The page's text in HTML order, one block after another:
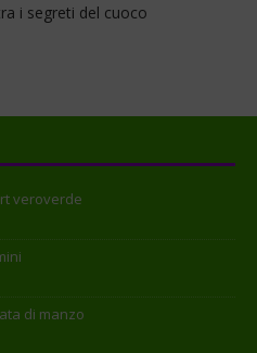
i segreti del cuoco
veroverde
di manzo